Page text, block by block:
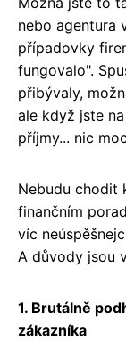
nebo agentura
případovky
fungovalo".
přibývaly,
ale když jste
příjmy... nic
Nebudu chodit
finančním
víc
A důvody jsou
1. Brutálně
zákazníka